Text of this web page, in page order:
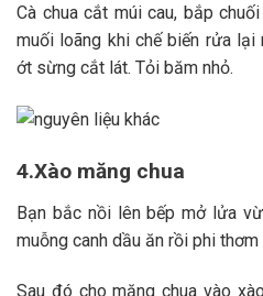
Cà chua cắt múi cau, bắp
muối loãng khi chế biến rửa
ớt sừng cắt lát. Tỏi băm nhỏ.
4.Xào măng chua
Bạn bắc nồi lên bếp mở lửa
muỗng canh dầu ăn rồi phi thơm
Sau đó cho măng chua vào